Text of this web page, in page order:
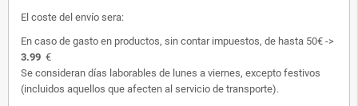
El coste del envío sera:
En caso de gasto en productos, sin contar impuestos, de hasta 50€ ->
3.99 €
Se consideran días laborables de lunes a viernes, excepto festivos
(incluidos aquellos que afecten al servicio de transporte).